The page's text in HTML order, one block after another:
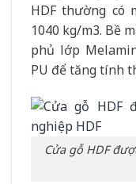
HDF thường có
1040 kg/m3. Bề
phủ lớp
PU để tăng tính
Cửa gỗ HDF